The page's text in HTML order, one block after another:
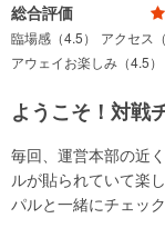
総合評価
臨場感（4.5） アクセス
アウェイお楽しみ（4.5）
ようこそ！対戦
毎回、運営本部の近
ルが貼られていて楽
パルと一緒にチェッ